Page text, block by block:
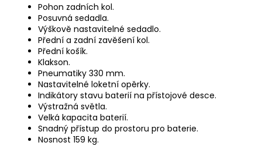
Pohon zadních kol.
Posuvná sedadla.
Výškově nastavitelné sedadlo.
Přední a zadní zavěšení kol.
Přední košík.
Klakson.
Pneumatiky 330 mm.
Nastavitelné loketní opěrky.
Indikátory stavu baterií na přístojové desce.
Výstražná světla.
Velká kapacita baterií.
Snadný přístup do prostoru pro baterie.
Nosnost 159 kg.